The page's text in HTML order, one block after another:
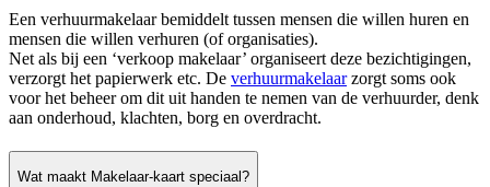
Een verhuurmakelaar bemiddelt tussen mensen die willen huren en
mensen die willen verhuren (of organisaties).
Net als bij een ‘verkoop makelaar’ organiseert deze bezichtigingen,
verzorgt het papierwerk etc. De verhuurmakelaarzorgt soms ook
voor het beheer om dit uit handen te nemen van de verhuurder, denk
aan onderhoud, klachten, borg en overdracht.
Wat maakt Makelaar-kaart speciaal?